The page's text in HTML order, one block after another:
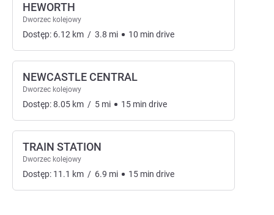
HEWORTH
Dworzec kolejowy
Dostęp: 6.12 km / 3.8 mi 10 min drive
NEWCASTLE CENTRAL
Dworzec kolejowy
Dostęp:8.05 km / 5 mi 15 min drive
TRAIN STATION
Dworzec kolejowy
Dostęp: 11.1 km / 6.9 mi 15 min drive